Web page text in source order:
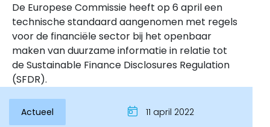
De Europese Commissie heeft op 6 april een
technische standaard aangenomen met regels
voor de financiële sector bij het openbaar
maken van duurzame informatie in relatie tot
de Sustainable Finance Disclosures Regulation
(SFDR).
Actueel 11 april 2022